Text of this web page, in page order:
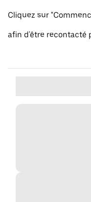
Cliquez sur
afin d'être recontacté